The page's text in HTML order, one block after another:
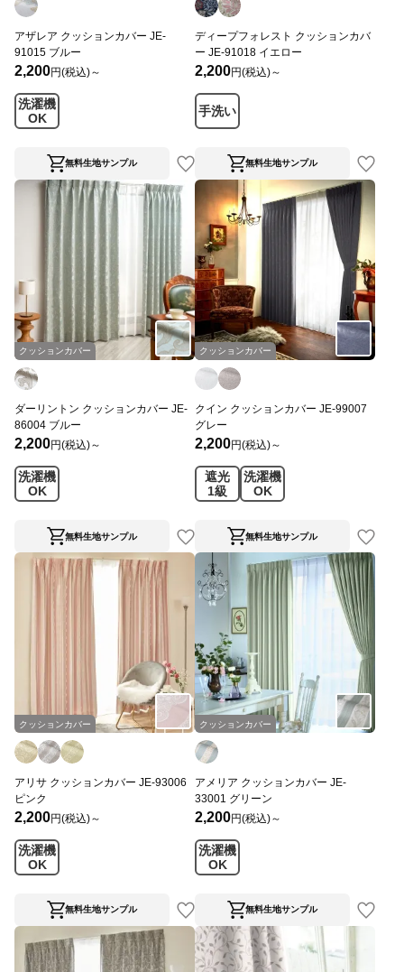
アザレア クッションカバー JE-
91015 ブルー
2,200円(税込)～
洗濯機
OK
無料生地サンプル
ディープフォレスト クッションカバ
ー JE-91018 イエロー
2,200円(税込)～
手洗い
無料生地サンプル
クッションカバー
ダーリントン クッションカバー JE-
86004 ブルー
2,200円(税込)～
洗濯機
OK
無料生地サンプル
クッションカバー
クイン クッションカバー JE-99007
グレー
2,200円(税込)～
遮光
1級
洗濯機
OK
無料生地サンプル
クッションカバー
アリサ クッションカバー JE-93006
ピンク
2,200円(税込)～
洗濯機
OK
無料生地サンプル
クッションカバー
アメリア クッションカバー JE-
33001 グリーン
2,200円(税込)～
洗濯機
OK
無料生地サンプル